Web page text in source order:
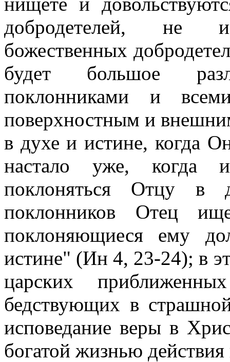
добродетелей, не
божественных
будет большое
поклонниками и
поверхностным и
в духе и истине, когда
настало уже, когда
поклоняться Отцу в
поклонников Отец
поклоняющиеся ему
истине" (Ин 4, 23-24); в
царских
бедствующих в
исповедание веры в
богатой жизнью